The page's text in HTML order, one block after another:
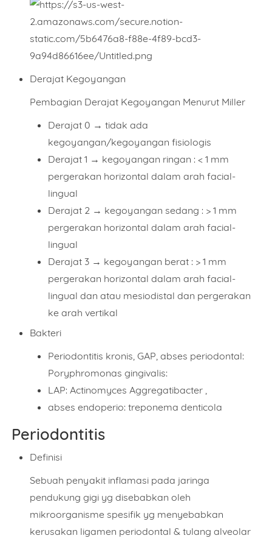
Derajat Kegoyangan
Pembagian Derajat Kegoyangan Menurut Miller
Derajat 0 → tidak ada
kegoyangan/kegoyangan fisiologis
Derajat 1 → kegoyangan ringan : < 1 mm
pergerakan horizontal dalam arah facial-
lingual
Derajat 2 → kegoyangan sedang : > 1 mm
pergerakan horizontal dalam arah facial-
lingual
Derajat 3 → kegoyangan berat : > 1 mm
pergerakan horizontal dalam arah facial-
lingual dan atau mesiodistal dan pergerakan
ke arah vertikal
Bakteri
Periodontitis kronis, GAP, abses periodontal:
Poryphromonas gingivalis:
LAP: Actinomyces Aggregatibacter ,
abses endoperio: treponema denticola
Periodontitis
Definisi
Sebuah penyakit inflamasi pada jaringa
pendukung gigi yg disebabkan oleh
mikroorganisme spesifik yg menyebabkan
kerusakan ligamen periodontal &tulang alveolar